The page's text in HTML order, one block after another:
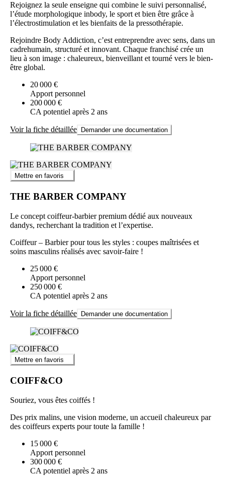
Rejoignez la seule enseigne qui combine le suivi personnalisé,
l’étude morphologique inbody, le sport et bien être grâce à
l’électrostimulation et les bienfaits de la pressothérapie.
Rejoindre Body Addiction, c’est entreprendre avec sens, dans un
cadrehumain, structuré et innovant. Chaque franchisé crée un
lieu à son image : chaleureux, bienveillant et tourné vers le bien-
être global.
20 000 €
Apport personnel
200 000 €
CA potentiel après 2 ans
Voir la fiche détaillée Demander une documentation
Mettre en favoris
THE BARBER COMPANY
Le concept coiffeur-barbier premium dédié aux nouveaux
dandys, recherchant la tradition et l’expertise.
Coiffeur – Barbier pour tous les styles : coupes maîtrisées et
soins masculins réalisés avec savoir-faire !
25 000 €
Apport personnel
250 000 €
CA potentiel après 2 ans
Voir la fiche détaillée Demander une documentation
Mettre en favoris
COIFF&CO
Souriez, vous êtes coiffés !
Des prix malins, une vision moderne, un accueil chaleureux par
des coiffeurs experts pour toute la famille !
15 000 €
Apport personnel
300 000 €
CA potentiel après 2 ans